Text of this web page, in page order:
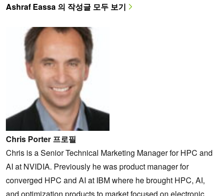
Ashraf Eassa 의 작성글 모두 보기
Chris Porter 프로필
Chris is a Senior Technical Marketing Manager for HPC and
AI at NVIDIA. Previously he was product manager for
converged HPC and AI at IBM where he brought HPC, AI,
and optimization products to market focused on electronic